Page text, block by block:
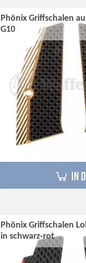
Phönix Griffschalen
G10
in
Phönix Griffschalen
in schwarz-rot